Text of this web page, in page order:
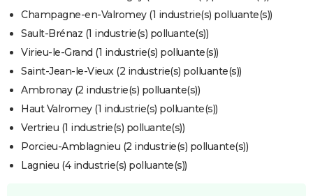
S'inscrire
Se connecter
Lycées
Collèges
Primaires
Universités
Entreprises
Service militaire
Avis de recherche
AVIS DE DÉCÈS
FORUM
Bricolage
Lifestyle
Culture
Sport
Auto
Television
Voyage
Cinema
Champagne-en-Valromey (1 industrie(s) polluante(s))
Sault-Brénaz (1 industrie(s) polluante(s))
Virieu-le-Grand (1 industrie(s) polluante(s))
Saint-Jean-le-Vieux (2 industrie(s) polluante(s))
Ambronay (2 industrie(s) polluante(s))
Haut Valromey (1 industrie(s) polluante(s))
Vertrieu (1 industrie(s) polluante(s))
Porcieu-Amblagnieu (2 industrie(s) polluante(s))
Lagnieu (4 industrie(s) polluante(s))